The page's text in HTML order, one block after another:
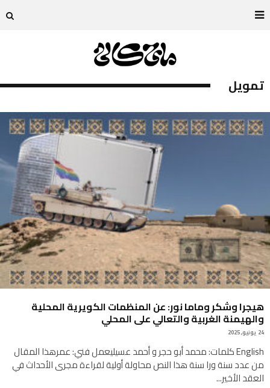
تمويل
هيجرا وشكر وماما نور: عن المنظمات الكويرية المحلية
والهيمنة الغربية والتعالي على المحلي
24 يونيو, 2025
English كلمات: محمد أبو حجر و أحمد عسيليعمل فني: عمرهذا المقال
من عدد سنة ورا سنة هذا النص محاولة أولية لقراءة مجرى الأحداث في
العقد الأخير...